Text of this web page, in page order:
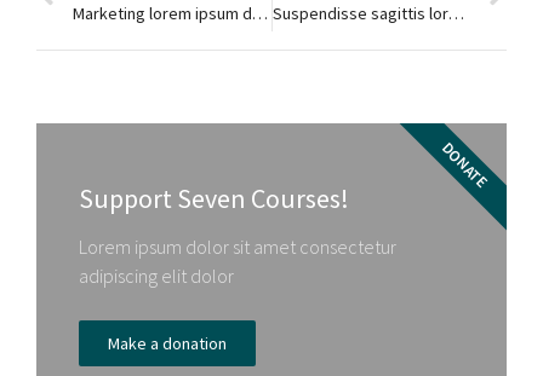
Marketing lorem ipsum dolor Suspendisse sagittis lorem ipsum dolor
Support Seven Courses!
Lorem ipsum dolor sit amet consectetur
adipiscing elit dolor
Make a donation
DONATE